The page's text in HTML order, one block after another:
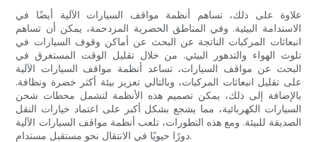
علاوة على ذلك، تساهم أنظمة مواقف السيارات الآلية أيضًا في
الاستدامة البيئية. وفي المناطق الحضرية المزدحمة، يمكن أن تساهم
انبعاثات المركبات الناتجة عن البحث عن أماكن وقوف السيارات في
تلوث الهواء والتدهور البيئي. من خلال تقليل الوقت المستغرق في
البحث عن مواقف السيارات، تساعد أنظمة مواقف السيارات الآلية
على تقليل انبعاثات المركبات، وبالتالي تعزيز بيئة أكثر خضرة ونظافة.
بالإضافة إلى ذلك، يمكن تصميم هذه الأنظمة لتشمل محطات شحن
السيارات الكهربائية، مما يشجع بشكل أكبر على اعتماد خيارات النقل
الصديقة للبيئة. ومع هذه التطورات، تلعب أنظمة مواقف السيارات الآلية
دورًا حيويًا في الانتقال نحو مستقبل مستدام.